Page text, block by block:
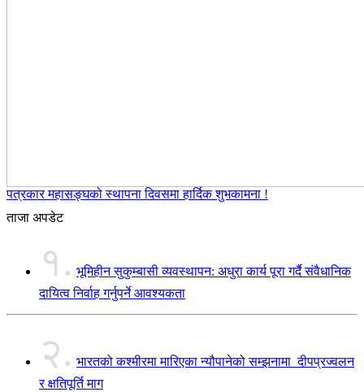
पत्रकार महासङ्घको स्थापना दिवसमा हार्दिक शुभकामना !
ताजा अपडेट
१. भूमिहीन सुकुम्बासी व्यवस्थापन: अधुरा कार्य पूरा गर्दै संवैधानिक
दायित्व निर्वाह गर्नुपर्ने आवश्यकता
२. भारतको कश्मीरमा मारिएका न्यौपानेको सम्झनामा दीपप्रज्वलन
र क्षतिपूर्ति माग